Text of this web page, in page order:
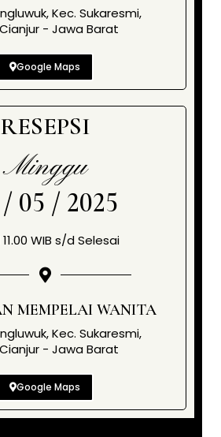
Kec. Sukaresmi,
- Jawa Barat
Google Maps
RESEPSI
Minggu
05 / 2025
11.00 WIB s/d Selesai
MEMPELAI WANITA
Kec. Sukaresmi,
- Jawa Barat
Google Maps